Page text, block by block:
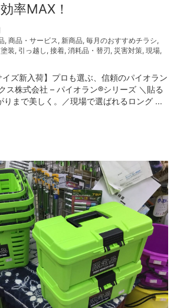
率MAX！
, 商品・サービス, 新商品, 毎月のおすすめチラシ,
塗装, 引っ越し , 接着, 消耗品・替刃, 災害対策, 現場,
イズ新入荷】プロも選ぶ、信頼のパイオラン
ス株式会社 – パイオラン®シリーズ ＼貼る
りまで美しく。／現場で選ばれるロング ...